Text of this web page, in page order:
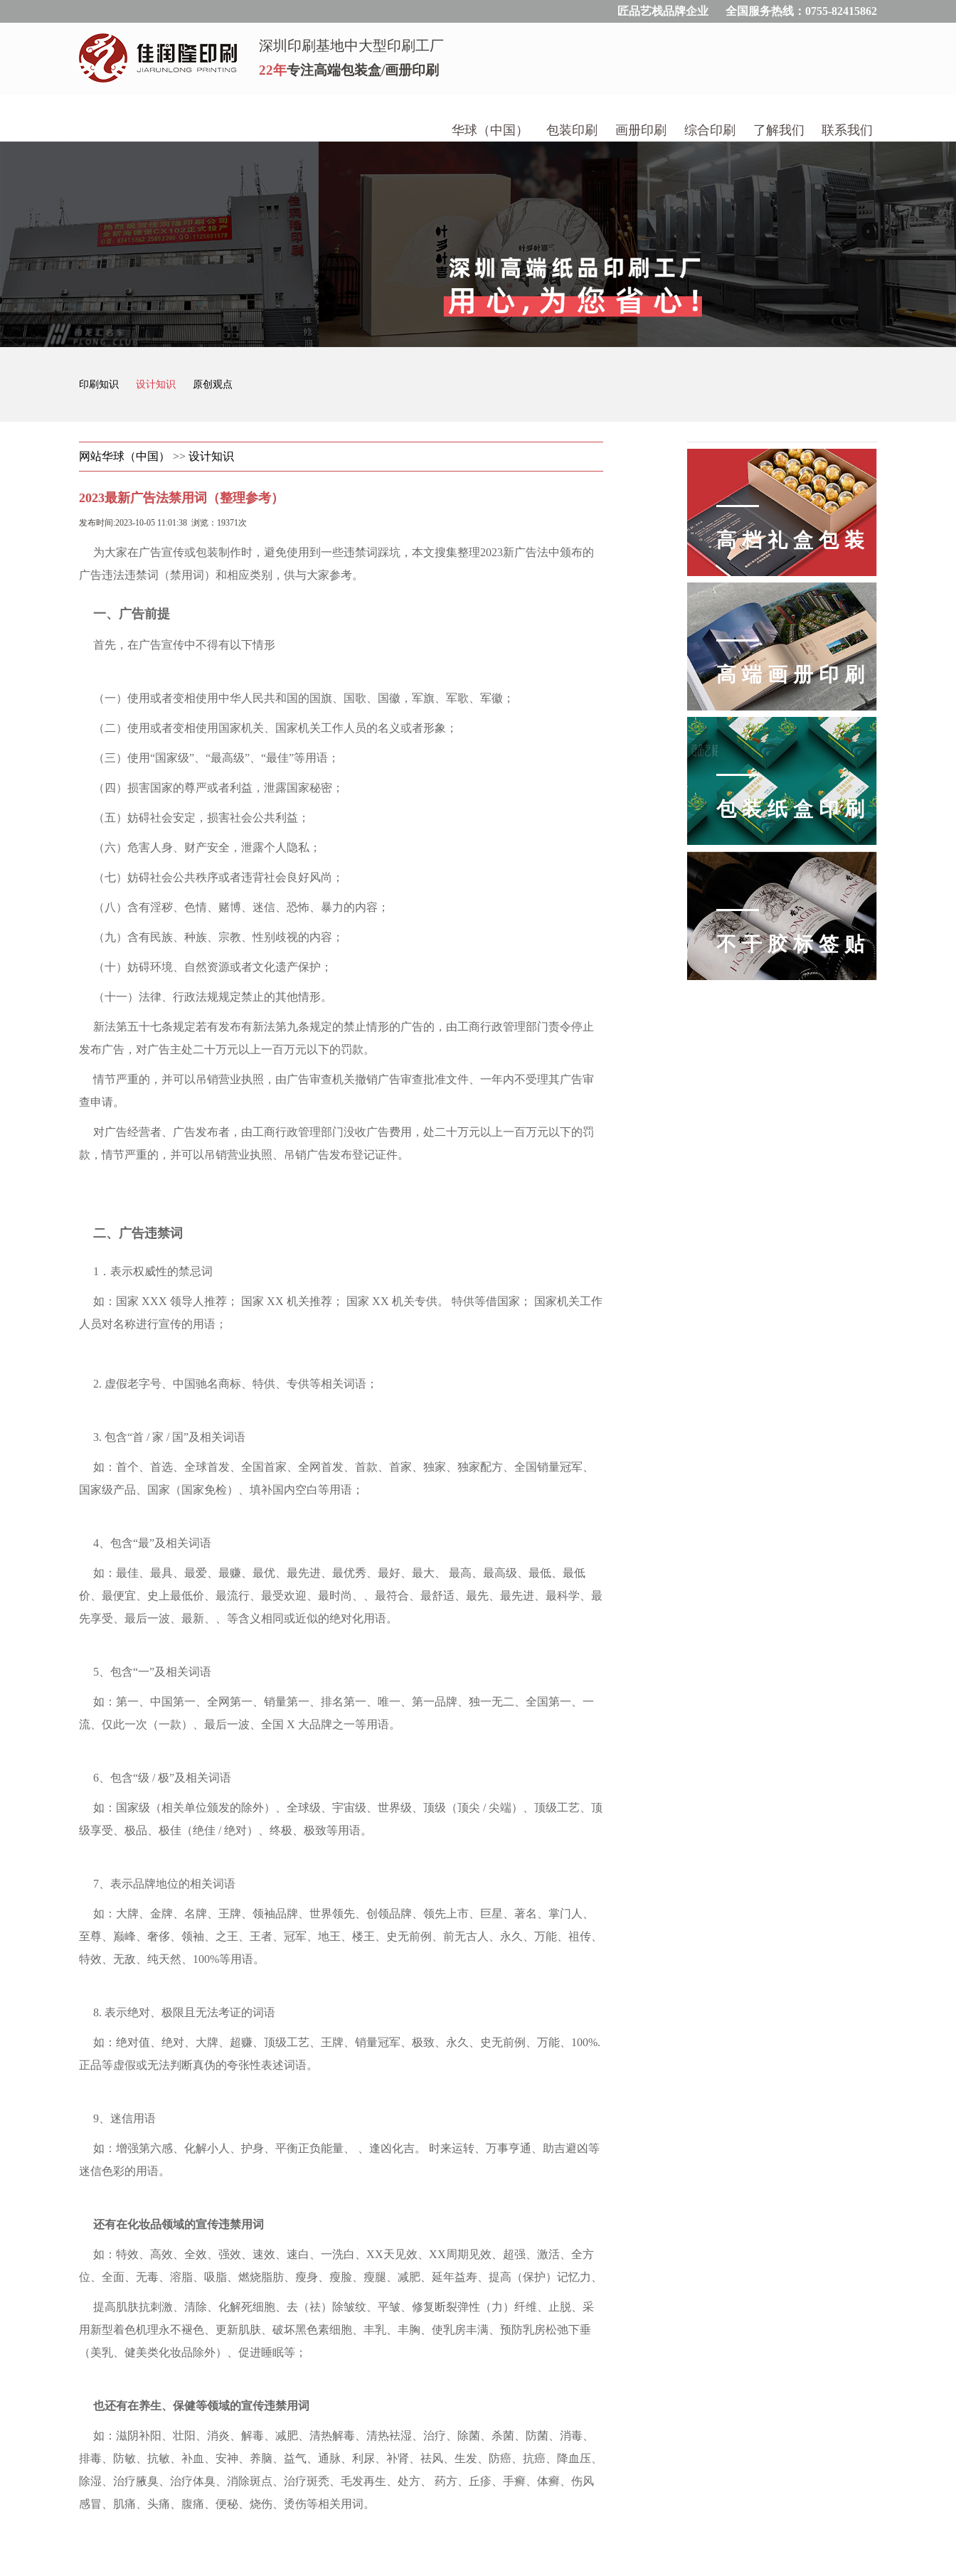
匠品艺栈品牌企业 全国服务热线：0755-82415862
深圳印刷基地中大型印刷工厂
22年专注高端包装盒/画册印刷
华球（中国） 包装印刷 画册印刷 综合印刷 了解我们 联系我们
印刷知识 设计知识 原创观点
网站华球（中国） >>设计知识
2023最新广告法禁用词（整理参考）
发布时间:2023-10-05 11:01:38 浏览：19371次
为大家在广告宣传或包装制作时，避免使用到一些违禁词踩坑，本文搜集整理2023新广告法中颁布的
广告违法违禁词（禁用词）和相应类别，供与大家参考。
一、广告前提
首先，在广告宣传中不得有以下情形
（一）使用或者变相使用中华人民共和国的国旗、国歌、国徽，军旗、军歌、军徽；
（二）使用或者变相使用国家机关、国家机关工作人员的名义或者形象；
（三）使用“国家级”、“最高级”、“最佳”等用语；
（四）损害国家的尊严或者利益，泄露国家秘密；
（五）妨碍社会安定，损害社会公共利益；
（六）危害人身、财产安全，泄露个人隐私；
（七）妨碍社会公共秩序或者违背社会良好风尚；
（八）含有淫秽、色情、赌博、迷信、恐怖、暴力的内容；
（九）含有民族、种族、宗教、性别歧视的内容；
（十）妨碍环境、自然资源或者文化遗产保护；
（十一）法律、行政法规规定禁止的其他情形。
新法第五十七条规定若有发布有新法第九条规定的禁止情形的广告的，由工商行政管理部门责令停止
发布广告，对广告主处二十万元以上一百万元以下的罚款。
情节严重的，并可以吊销营业执照，由广告审查机关撤销广告审查批准文件、一年内不受理其广告审
查申请。
对广告经营者、广告发布者，由工商行政管理部门没收广告费用，处二十万元以上一百万元以下的罚
款，情节严重的，并可以吊销营业执照、吊销广告发布登记证件。
二、广告违禁词
1．表示权威性的禁忌词
如：国家 XXX 领导人推荐； 国家 XX 机关推荐； 国家 XX 机关专供。 特供等借国家； 国家机关工作
人员对名称进行宣传的用语；
2. 虚假老字号、中国驰名商标、特供、专供等相关词语；
3. 包含“首 / 家 / 国”及相关词语
如：首个、首选、全球首发、全国首家、全网首发、首款、首家、独家、独家配方、全国销量冠军、
国家级产品、国家（国家免检）、填补国内空白等用语；
4、包含“最”及相关词语
如：最佳、最具、最爱、最赚、最优、最先进、最优秀、最好、最大、 最高、最高级、最低、最低
价、最便宜、史上最低价、最流行、最受欢迎、最时尚、、最符合、最舒适、最先、最先进、最科学、最
先享受、最后一波、最新、、等含义相同或近似的绝对化用语。
5、包含“一”及相关词语
如：第一、中国第一、全网第一、销量第一、排名第一、唯一、第一品牌、独一无二、全国第一、一
流、仅此一次（一款）、最后一波、全国 X 大品牌之一等用语。
6、包含“级 / 极”及相关词语
如：国家级（相关单位颁发的除外）、全球级、宇宙级、世界级、顶级（顶尖 / 尖端）、顶级工艺、顶
级享受、极品、极佳（绝佳 / 绝对）、终极、极致等用语。
7、表示品牌地位的相关词语
如：大牌、金牌、名牌、王牌、领袖品牌、世界领先、创领品牌、领先上市、巨星、著名、掌门人、
至尊、巅峰、奢侈、领袖、之王、王者、冠军、地王、楼王、史无前例、前无古人、永久、万能、祖传、
特效、无敌、纯天然、100%等用语。
8. 表示绝对、极限且无法考证的词语
如：绝对值、绝对、大牌、超赚、顶级工艺、王牌、销量冠军、极致、永久、史无前例、万能、100%.
正品等虚假或无法判断真伪的夸张性表述词语。
9、迷信用语
如：增强第六感、化解小人、护身、平衡正负能量、 、逢凶化吉。 时来运转、万事亨通、助吉避凶等
迷信色彩的用语。
还有在化妆品领域的宣传违禁用词
如：特效、高效、全效、强效、速效、速白、一洗白、XX天见效、XX周期见效、超强、激活、全方
位、全面、无毒、溶脂、吸脂、燃烧脂肪、瘦身、瘦脸、瘦腿、减肥、延年益寿、提高（保护）记忆力、
提高肌肤抗刺激、清除、化解死细胞、去（祛）除皱纹、平皱、修复断裂弹性（力）纤维、止脱、采
用新型着色机理永不褪色、更新肌肤、破坏黑色素细胞、丰乳、丰胸、使乳房丰满、预防乳房松弛下垂
（美乳、健美类化妆品除外）、促进睡眠等；
也还有在养生、保健等领域的宣传违禁用词
如：滋阴补阳、壮阳、消炎、解毒、减肥、清热解毒、清热袪湿、治疗、除菌、杀菌、防菌、消毒、
排毒、防敏、抗敏、补血、安神、养脑、益气、通脉、利尿、补肾、祛风、生发、防癌、抗癌、降血压、
除湿、治疗腋臭、治疗体臭、消除斑点、治疗斑秃、毛发再生、处方、 药方、丘疹、手癣、体癣、伤风
感冒、肌痛、头痛、腹痛、便秘、烧伤、烫伤等相关用词。
高档礼盒包装
高端画册印刷
包装纸盒印刷
不干胶标签贴